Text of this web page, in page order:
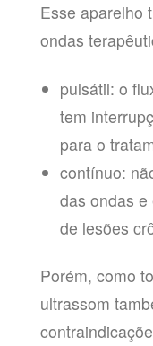
Esse aparelho
ondas
pulsátil: o
tem
para o
contínuo:
das ondas
de lesões
Porém, como
ultrassom